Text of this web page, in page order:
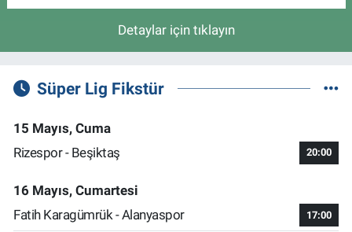
Detaylar için tıklayın
Süper Lig Fikstür
15 Mayıs, Cuma
Rizespor - Beşiktaş
20:00
16 Mayıs, Cumartesi
Fatih Karagümrük - Alanyaspor
17:00